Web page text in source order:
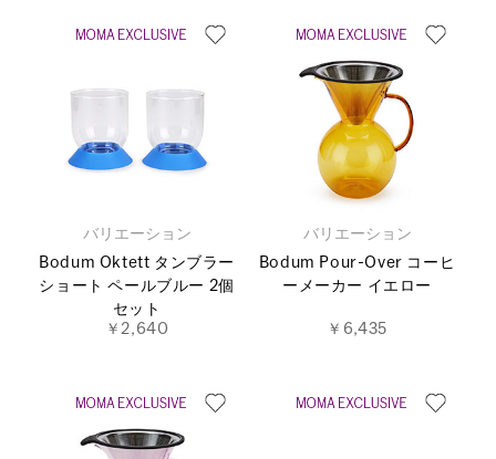
バリエーション
Bodum Oktett タンブラー
ショート ペールブルー 2個
セット
￥2,640
バリエーション
Bodum Pour-Over コーヒ
ーメーカー イエロー
￥6,435